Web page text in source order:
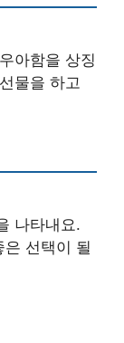
아함을 상징
물을 하고
나타내요.
은 선택이 될